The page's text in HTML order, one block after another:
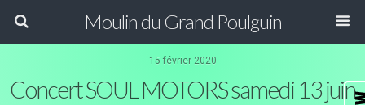
Moulin du Grand Poulguin
15 février 2020
Concert SOUL MOTORS samedi 13 juin